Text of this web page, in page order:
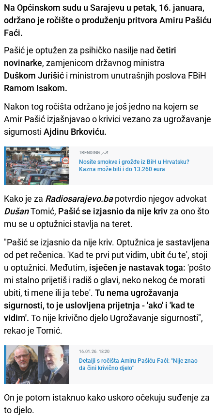
Na Općinskom sudu u Sarajevu u petak, 16. januara,
održano je ročište o produženju pritvora Amiru Pašiću
Faći.
Pašić je optužen za psihičko nasilje nad četiri
novinarke, zamjenicom državnog ministra
Duškom Jurišić i ministrom unutrašnjih poslova FBiH
Ramom Isakom.
Nakon tog ročišta održano je još jedno na kojem se
Amir Pašić izjašnjavao o krivici vezano za ugrožavanje
sigurnosti Ajdinu Brkoviću.
TRENDING
Nosite smokve i grožđe iz BiH u Hrvatsku?
Kazna može biti i do 13.260 eura
Kako je za Radiosarajevo.bapotvrdio njegov advokat
DušanTomić, Pašić se izjasnio da nije krivza ono što
mu se u optužnici stavlja na teret.
"Pašić se izjasnio da nije kriv. Optužnica je sastavljena
od pet rečenica. 'Kad te prvi put vidim, ubit ću te', stoji
u optužnici. Međutim, isječen je nastavak toga: 'pošto
mi stalno prijetiš i radiš o glavi, neko nekog će morati
ubiti, ti mene ili ja tebe'. Tu nema ugrožavanja
sigurnosti, to je uslovljena prijetnja - 'ako' i 'kad te
vidim'. To nije krivično djelo Ugrožavanje sigurnosti",
rekao je Tomić.
16.01.26. 18:20
Detalji s ročišta Amiru Pašiću Faći: "Nije znao
da čini krivično djelo"
On je potom istaknuo kako uskoro očekuju suđenje za
to djelo.